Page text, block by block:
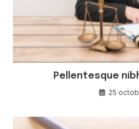
Pellentesque
25